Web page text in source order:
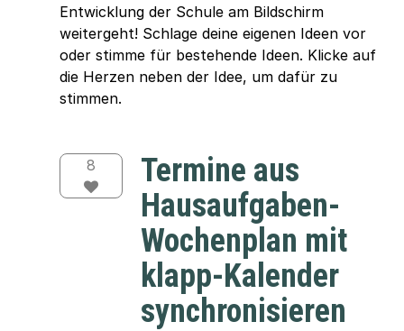
Entwicklung der Schule am Bildschirm
weitergeht! Schlage deine eigenen Ideen vor
oder stimme für bestehende Ideen. Klicke auf
die Herzen neben der Idee, um dafür zu
stimmen.
8
Termine aus
Hausaufgaben-
Wochenplan mit
klapp-Kalender
synchronisieren